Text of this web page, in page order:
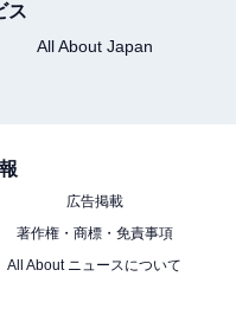
ス
All About Japan
広告掲載
著作権・商標・免責事項
All About ニュースについて